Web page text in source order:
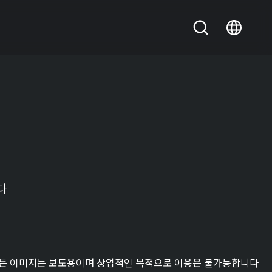
이미지는 보도용이며 상업적인 목적으로 이용은 불가능합니다